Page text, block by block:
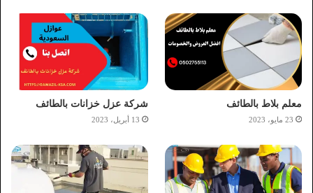
معلم بلاط بالطائف
23 مايو، 2023
شركة عزل خزانات بالطائف
13 أبريل، 2023